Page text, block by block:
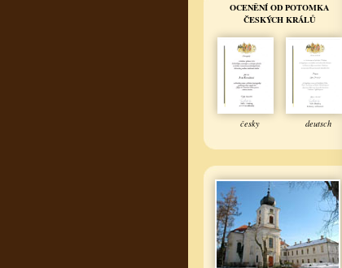
OCENĚNÍ OD POTOMKA
ČESKÝCH KRÁLŮ
česky deutsch